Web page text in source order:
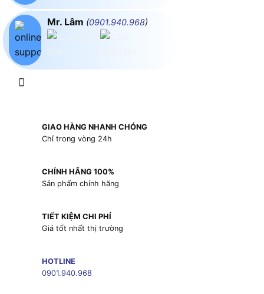
Mr. Lâm (0901.940.968)
GIAO HÀNG NHANH CHÓNG
Chỉ trong vòng 24h
CHÍNH HÃNG 100%
Sản phẩm chính hãng
TIẾT KIỆM CHI PHÍ
Giá tốt nhất thị trường
HOTLINE
0901.940.968